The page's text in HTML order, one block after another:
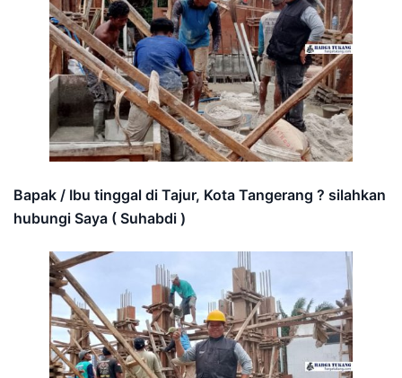
Bapak / Ibu tinggal di Tajur, Kota Tangerang ? silahkan
hubungi Saya ( Suhabdi )